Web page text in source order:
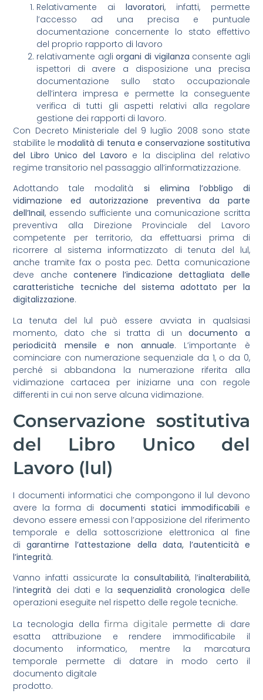
Relativamente ai lavoratori, infatti, permette
l’accesso ad una precisa e puntuale
documentazione concernente lo stato effettivo
del proprio rapporto di lavoro
relativamente agliorgani di vigilanza consente agli
ispettori di avere a disposizione una precisa
documentazione sullo stato occupazionale
dell’intera impresa e permette la conseguente
verifica di tutti gli aspetti relativi alla regolare
gestione dei rapporti di lavoro.
Con Decreto Ministeriale del 9 luglio 2008 sono state
stabilite le modalità di tenuta e conservazione sostitutiva
del Libro Unico del Lavoro e la disciplina del relativo
regime transitorio nel passaggio all’informatizzazione.
Adottando tale modalità si elimina l’obbligo di
vidimazione ed autorizzazione preventiva da parte
dell’Inail, essendo sufficiente una comunicazione scritta
preventiva alla Direzione Provinciale del Lavoro
competente per territorio, da effettuarsi prima di
ricorrere al sistema informatizzato di tenuta del lul,
anche tramite fax o posta pec. Detta comunicazione
deve anche contenere l’indicazione dettagliata delle
caratteristiche tecniche del sistema adottato per la
digitalizzazione.
La tenuta del lul può essere avviata in qualsiasi
momento, dato che si tratta di undocumento a
periodicità mensile e non annuale. L’importante è
cominciare con numerazione sequenziale da 1, o da 0,
perché si abbandona la numerazione riferita alla
vidimazione cartacea per iniziarne una con regole
differenti in cui non serve alcuna vidimazione.
Conservazione sostitutiva
del Libro Unico del
Lavoro (lul)
I documenti informatici che compongono il lul devono
avere la forma di documenti statici immodificabili e
devono essere emessi con l’apposizione del riferimento
temporale e della sottoscrizione elettronica al fine
digarantirne l’attestazione della data, l’autenticità e
l’integrità.
Vanno infatti assicurate la consultabilità, l’inalterabilità,
l’integrità dei dati e lasequenzialità cronologica delle
operazioni eseguite nel rispetto delle regole tecniche.
La tecnologia dellafirma digitale permette di dare
esatta attribuzione e rendere immodificabile il
documento informatico, mentre la marcatura
temporale permette di datare in modo certo il
documento digitale
prodotto.